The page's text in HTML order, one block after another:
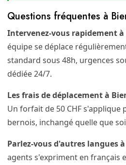
Questions fréquentes à
Intervenez-vous rapidement à
équipe se déplace
standard sous 48h, urgences
dédiée 24/7.
Les frais de déplacement à
Un forfait de 50 CHF s'applique
bernois, inchangé quelle que
Parlez-vous d'autres langues
agents s'expriment en français